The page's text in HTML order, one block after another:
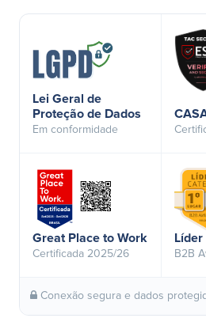
Lei Geral de
Proteção de Dados
Em conformidade
Great Place to Work
Certificada 2025/26 B2B
Conexão segura e dados